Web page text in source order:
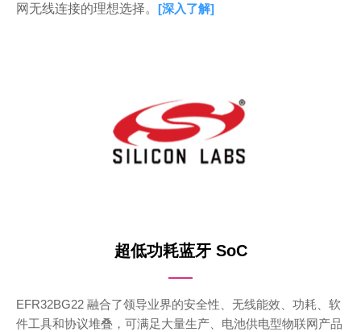
网无线连接的理想选择。 [深入了解]
超低功耗蓝牙 SoC
EFR32BG22 融合了领导业界的安全性、无线能效、功耗、软
件工具和协议堆叠，可满足大量生产、电池供电型物联网产品